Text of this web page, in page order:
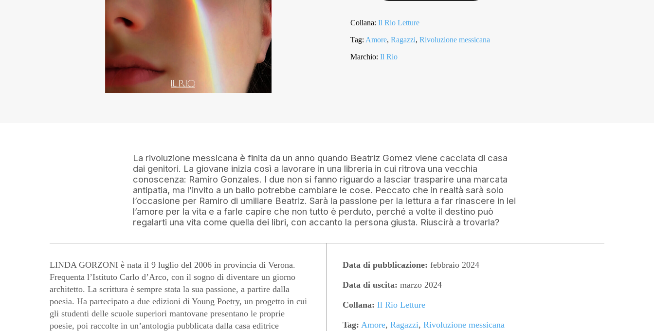
Collana: Il Rio Letture
Tag: Amore, Ragazzi, Rivoluzione messicana
Marchio: Il Rio
La rivoluzione messicana è finita da un anno quando Beatriz Gomez viene cacciata di casa
dai genitori. La giovane inizia così a lavorare in una libreria in cui ritrova una vecchia
conoscenza: Ramiro Gonzales. I due non si fanno riguardo a lasciar trasparire una marcata
antipatia, ma l’invito a un ballo potrebbe cambiare le cose. Peccato che in realtà sarà solo
l’occasione per Ramiro di umiliare Beatriz. Sarà la passione per la lettura a far rinascere in lei
l’amore per la vita e a farle capire che non tutto è perduto, perché a volte il destino può
regalarti una vita come quella dei libri, con accanto la persona giusta. Riuscirà a trovarla?
LINDA GORZONI è nata il 9 luglio del 2006 in provincia di Verona.
Frequenta l’Istituto Carlo d’Arco, con il sogno di diventare un giorno
architetto. La scrittura è sempre stata la sua passione, a partire dalla
poesia. Ha partecipato a due edizioni di Young Poetry, un progetto in cui
gli studenti delle scuole superiori mantovane presentano le proprie
poesie, poi raccolte in un’antologia pubblicata dalla casa editrice
Data di pubblicazione: febbraio 2024
Data di uscita: marzo 2024
Collana: Il Rio Letture
Tag: Amore, Ragazzi, Rivoluzione messicana